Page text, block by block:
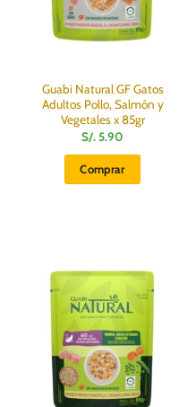
Guabi Natural GF Gatos
Adultos Pollo, Salmón y
Vegetales x 85gr
S/. 5.90
Comprar